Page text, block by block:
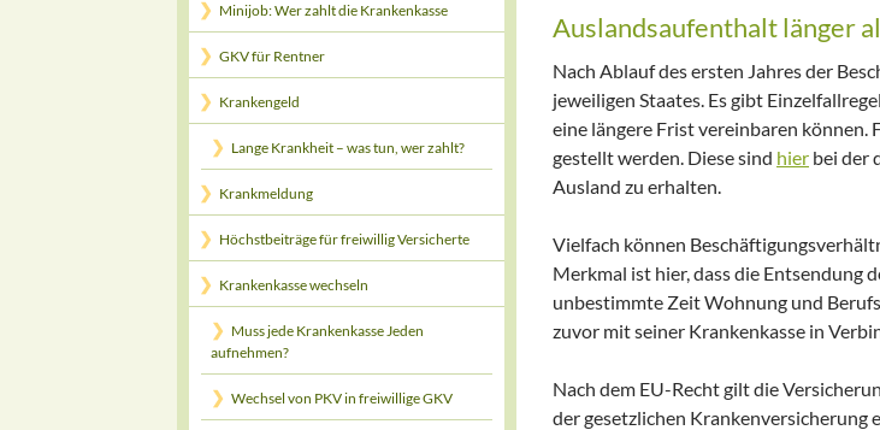
Auslandsaufenthalt länger
Nach Ablauf des ersten Jahres der
jeweiligen Staates. Es gibt
eine längere Frist vereinbaren können.
gestellt werden. Diese sind hier bei der
Ausland zu erhalten.
Vielfach können
Merkmal ist hier, dass die Entsendung
unbestimmte Zeit Wohnung und
zuvor mit seiner Krankenkasse in
Nach dem EU-Recht gilt die
der gesetzlichen
Minijob: Wer zahlt die Krankenkasse
GKV für Rentner
Krankengeld
Lange Krankheit – was tun, wer zahlt?
Krankmeldung
Höchstbeiträge für freiwillig Versicherte
Krankenkasse wechseln
Muss jede Krankenkasse Jeden
aufnehmen?
Wechsel von PKV in freiwillige GKV